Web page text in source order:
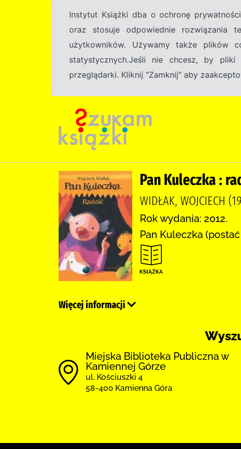
Instytut Książki dba o ochronę
oraz stosuje odpowiednie rozwiązania
użytkowników. Używamy także plików
statystycznych.Jeśli nie chcesz, by
przeglądarki. Kliknij "Zamknij" aby
Pan Kuleczka :
WIDŁAK, WOJCIECH
Rok wydania: 2012.
Pan Kuleczka
Więcej informacji
Miejska Biblioteka Publiczna w
Kamiennej Górze
ul. Kościuszki 4
58-400 Kamienna Góra